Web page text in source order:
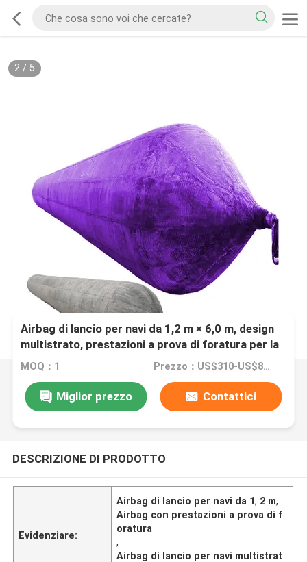
2/ 5
Airbag di lancio per navi da 1,2 m × 6,0 m, design
multistrato, prestazioni a prova di foratura per la
durata
MOQ：1 Prezzo：US$310-US$830
Miglior prezzo Contattici
DESCRIZIONE DI PRODOTTO
Evidenziare:
Airbag di lancio per navi da 1, 2 m,
Airbag con prestazioni a prova di f
oratura
,
Airbag di lancio per navi multistrat